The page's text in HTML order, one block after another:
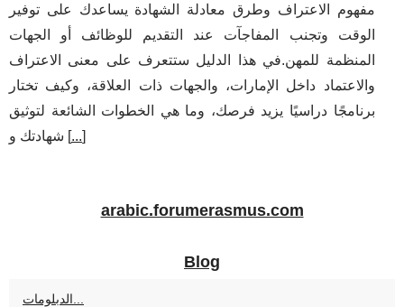
مفهوم الاعتراف وطرق معادلة الشهادة يساعدك على توفير
الوقت وتجنب المفاجآت عند التقديم للوظائف أو الجهات
المنظمة للمهن.في هذا الدليل ستتعرف على معنى الاعتراف
والاعتماد داخل الإمارات، والجهات ذات العلاقة، وكيف تختار
برنامجًا دراسيًا يزيد فرصك، وما هي الخطوات الشائعة لتوثيق
شهادتك و [...]
arabic.forumerasmus.com
Blog
الدبلومات...